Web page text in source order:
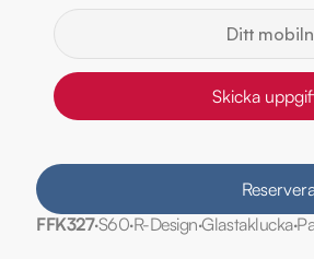
Skicka
FFK327S60R-Design Glastaklucka